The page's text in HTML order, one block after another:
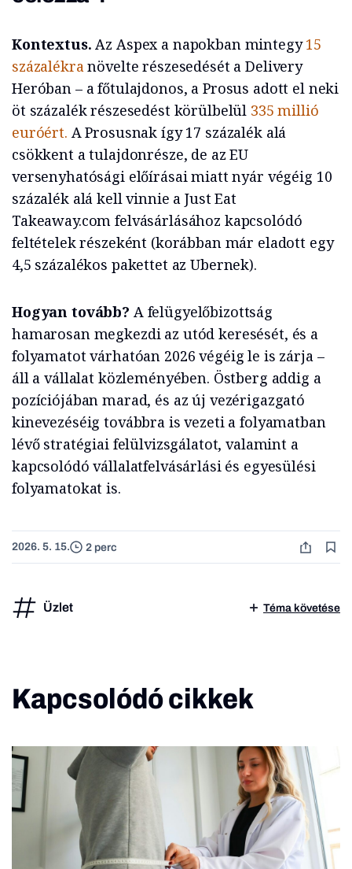
Kontextus. Az Aspex a napokban mintegy15
százalékranövelte részesedését a Delivery
Heróban – a főtulajdonos, a Prosus adott el neki
öt százalék részesedést körülbelül 335 millió
euróért. A Prosusnak így 17 százalék alá
csökkent a tulajdonrésze, de az EU
versenyhatósági előírásai miatt nyár végéig 10
százalék alá kell vinnie a Just Eat
Takeaway.com felvásárlásához kapcsolódó
feltételek részeként (korábban már eladott egy
4,5 százalékos pakettet az Ubernek).
Hogyan tovább? A felügyelőbizottság
hamarosan megkezdi az utód keresését, és a
folyamatot várhatóan 2026 végéig le is zárja –
áll a vállalat közleményében. Östberg addig a
pozíciójában marad, és az új vezérigazgató
kinevezéséig továbbra is vezeti a folyamatban
lévő stratégiai felülvizsgálatot, valamint a
kapcsolódó vállalatfelvásárlási és egyesülési
folyamatokat is.
2026. 5. 15. 2 perc
Üzlet Téma követése
Kapcsolódó cikkek